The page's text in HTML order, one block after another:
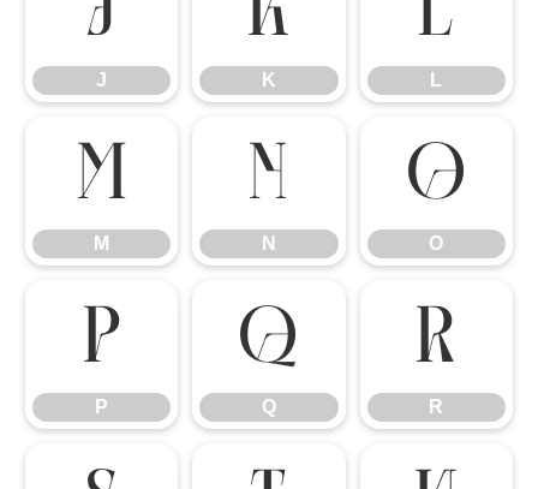
J K L
M
M
N
N
O
O
P
P
Q
Q
R
R